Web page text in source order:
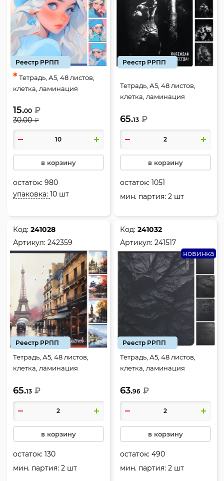
Реестр РРПП
*Тетрадь, А5, 48 листов,
клетка, ламинация
ассорти 5 видов, КОКОС,
Blue hat, 241543
15.00 ₽
30.00 ₽
в корзину
остаток:980
упаковка:10 шт
Реестр РРПП
Тетрадь, А5, 48 листов,
клетка, ламинация
холст, ассорти 5 видов,
КОКОС, Бокс, 241544
65.13 ₽
в корзину
остаток:1051
мин. партия: 2 шт
Код:241028
Артикул:242359
Реестр РРПП
Тетрадь, А5, 48 листов,
клетка, ламинация
ассорти 5 видов, КОКОС,
Акварельные города,
242359
65.13 ₽
в корзину
остаток:130
мин. партия: 2 шт
Код:241032
Артикул:241517
новинка
Реестр РРПП
Тетрадь, А5, 48 листов,
клетка, ламинация
КОКОС, Черные текстуры,
241517
63.96 ₽
в корзину
остаток:490
мин. партия: 2 шт